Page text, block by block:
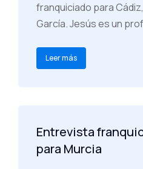
franquiciado para
García. Jesús es un
Leer más
Entrevista
para Murcia